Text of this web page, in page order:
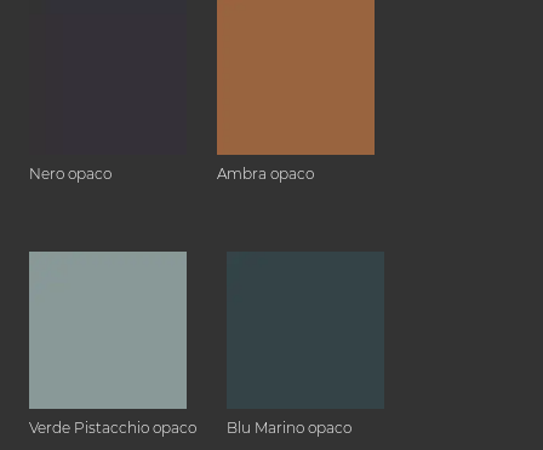
Nero opaco Ambra opaco
Verde Pistacchio opaco Blu Marino opaco